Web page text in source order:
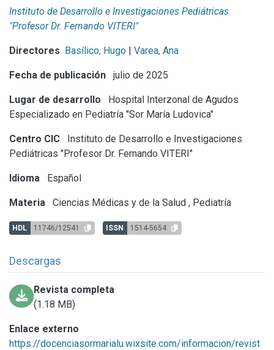
Statistics
Instituto de Desarrollo e Investigaciones Pediátricas
"Profesor Dr. Fernando VITERI"
Directores Basílico, Hugo | Varea, Ana
Fecha de publicación julio de 2025
Lugar de desarrollo
Hospital Interzonal de Agudos
Especializado en Pediatría "Sor María Ludovica"
Centro CIC
Instituto de Desarrollo e Investigaciones
Pediátricas "Profesor Dr. Fernando VITERI"
Idioma Español
Materia Ciencias Médicas y de la Salud , Pediatría
HDL 11746/12541 ISSN 1514-5654
Descargas
Revista completa
(1.18 MB)
Enlace externo
https://docenciasormarialu.wixsite.com/informacion/revist